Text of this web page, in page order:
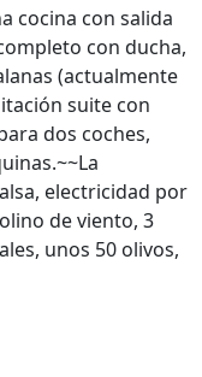
cocina con salida
con ducha,
(actualmente
suite con
dos coches,
electricidad por
de viento, 3
unos 50 olivos,